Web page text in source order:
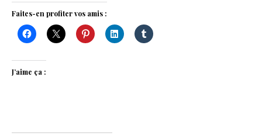
Faites-en profiter vos amis :
J’aime ça :